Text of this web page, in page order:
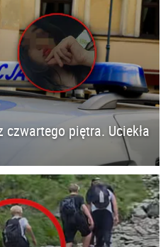
czwartego piętra. Uciekła